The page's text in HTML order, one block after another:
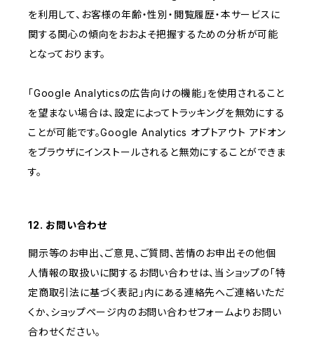
を利用して、お客様の年齢・性別・閲覧履歴・本サービスに
関する関心の傾向をおおよそ把握するための分析が可能
となっております。
「Google Analyticsの広告向けの機能」を使用されること
を望まない場合は、設定によってトラッキングを無効にする
ことが可能です。Google Analytics オプトアウト アドオン
をブラウザにインストールされると無効にすることができま
す。
12. お問い合わせ
開示等のお申出、ご意見、ご質問、苦情のお申出その他個
人情報の取扱いに関するお問い合わせは、当ショップの「特
定商取引法に基づく表記」内にある連絡先へご連絡いただ
くか、ショップページ内のお問い合わせフォームよりお問い
合わせください。